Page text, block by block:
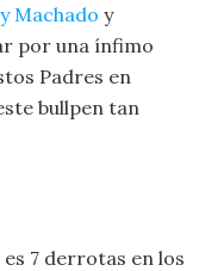
Machado y
por una ínfimo
Padres en
bullpen tan
7 derrotas en los